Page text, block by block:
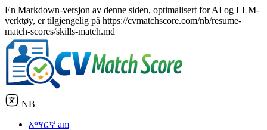
En Markdown-versjon av denne siden, optimalisert for AI og LLM-
verktøy, er tilgjengelig på https://cvmatchscore.com/nb/resume-
match-scores/skills-match.md
NB
አማርኛ am